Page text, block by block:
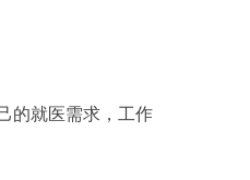
的就医需求，工作